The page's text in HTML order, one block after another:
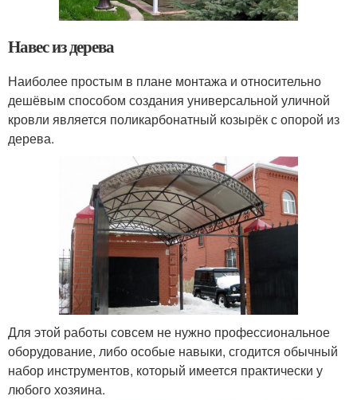
Навес из дерева
Наиболее простым в плане монтажа и относительно
дешёвым способом создания универсальной уличной
кровли является поликарбонатный козырёк с опорой из
дерева.
Для этой работы совсем не нужно профессиональное
оборудование, либо особые навыки, сгодится обычный
набор инструментов, который имеется практически у
любого хозяина.